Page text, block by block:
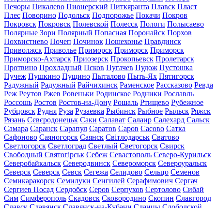
Печоры Пикалево Пионерский Питкяранта Плавск Пласт
Плес Поворино Подольск Подпорожье Покачи Покров
Покровск Покровск Полевской Полесск Пологи Полысаево
Полярные Зори Полярный Попасная Поронайск Порхов
Похвистнево Почеп Починок Пошехонье Правдинск
Приволжск Приволье Приморск Приморск Приморск
Приморско-Ахтарск Приозерск Прокопьевск Пролетарск
Протвино Прохладный Псков Пугачев Пудож Пустошка
Пучеж Пушкино Пущино Пыталово Пыть-Ях Пятигорск
Радужный Радужный Райчихинск Раменское Рассказово Ревда
Реж Реутов Ржев Ровеньки Родинское Родники Рославль
Россошь Ростов Ростов-на-Дону Рошаль Ртищево Рубежное
Рубцовск Рудня Руза Рузаевка Рыбинск Рыбное Рыльск Ряжск
Рязань Сєвєродонецьк Саки Салават Салаир Салехард Сальск
Самара Саранск Сарапул Саратов Саров Сасово Сатка
Сафоново Саяногорск Саянск Світлодарськ Сватово
Светлогорск Светлоград Светлый Светогорск Свирск
Свободный Святогірськ Себеж Севастополь Северо-Курильск
Северобайкальск Северодвинск Североморск Североуральск
Северск Северск Севск Сегежа Селидово Сельцо Семенов
Семикаракорск Семилуки Сенгилей Серафимович Сергач
Сергиев Посад Сердобск Серов Серпухов Сертолово Сибай
Сим Симферополь Скадовск Сковородино Скопин Славгород